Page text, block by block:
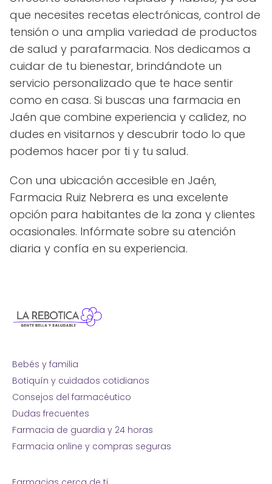
que necesites recetas electrónicas, control de
tensión o una amplia variedad de productos
de salud y parafarmacia. Nos dedicamos a
cuidar de tu bienestar, brindándote un
servicio personalizado que te hace sentir
como en casa. Si buscas una farmacia en
Jaén que combine experiencia y calidez, no
dudes en visitarnos y descubrir todo lo que
podemos hacer por ti y tu salud.
Con una ubicación accesible en Jaén,
Farmacia Ruiz Nebrera es una excelente
opción para habitantes de la zona y clientes
ocasionales. Infórmate sobre su atención
diaria y confía en su experiencia.
Bebés y familia
Botiquín y cuidados cotidianos
Consejos del farmacéutico
Dudas frecuentes
Farmacia de guardia y 24 horas
Farmacia online y compras seguras